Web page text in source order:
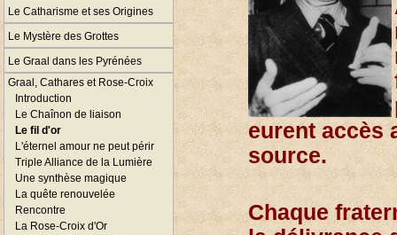
Le Catharisme et ses Origines
Le Mystère des Grottes
Le Graal dans les Pyrénées
Graal, Cathares et Rose-Croix
Introduction
Le Chaînon de liaison
Le fil d'or
L'éternel amour ne peut périr
Triple Alliance de la Lumière
Une synthèse magique
La quête renouvelée
Rencontre
La Rose-Croix d'Or
eurent accès
source.
Chaque